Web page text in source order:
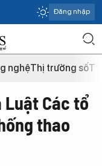
Đăng nhập
nghệThị trường số
Luật Các tổ
thao